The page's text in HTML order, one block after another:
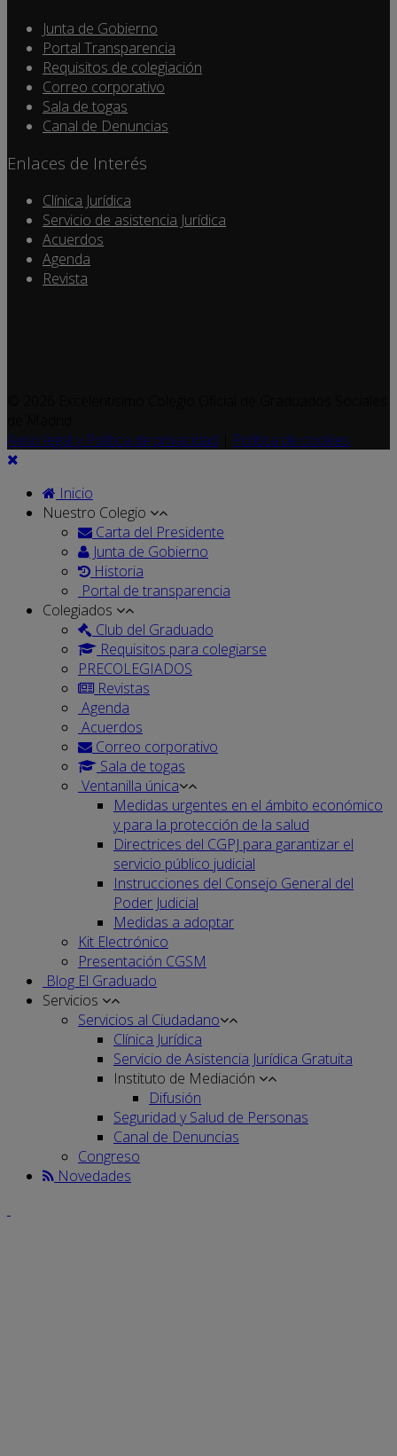
Junta de Gobierno
Portal Transparencia
Requisitos de colegiación
Correo corporativo
Sala de togas
Canal de Denuncias
Enlaces de Interés
Clínica Jurídica
Servicio de asistencia Jurídica
Acuerdos
Agenda
Revista
Aviso legal y Política de privacidad
Política de cookies
Inicio
Nuestro Colegio
Carta del Presidente
Junta de Gobierno
Historia
Portal de transparencia
Colegiados
Club del Graduado
Requisitos para colegiarse
PRECOLEGIADOS
Revistas
Agenda
Acuerdos
Correo corporativo
Sala de togas
Ventanilla única
Medidas urgentes en el ámbito económico
y para la protección de la salud
Directrices del CGPJ para garantizar el
servicio público judicial
Instrucciones del Consejo General del
Poder Judicial
Medidas a adoptar
Kit Electrónico
Presentación CGSM
Blog El Graduado
Servicios
Servicios al Ciudadano
Clínica Jurídica
Servicio de Asistencia Jurídica Gratuita
Instituto de Mediación
Difusión
Seguridad y Salud de Personas
Canal de Denuncias
Congreso
Novedades